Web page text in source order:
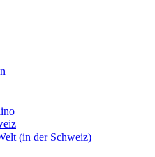
(in der Schweiz)